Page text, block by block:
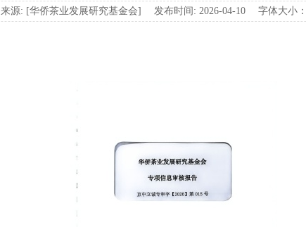
来源: [华侨茶业发展研究基金会] 发布时间: 2026-04-10 字体大小：